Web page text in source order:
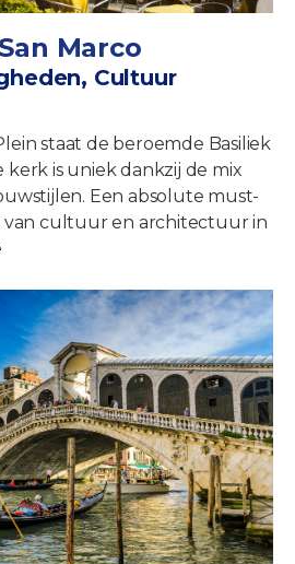
Marco
Cultuur
staat de beroemde Basiliek
kerk is uniek dankzij de mix
Een absolute must-
van cultuur en architectuur in